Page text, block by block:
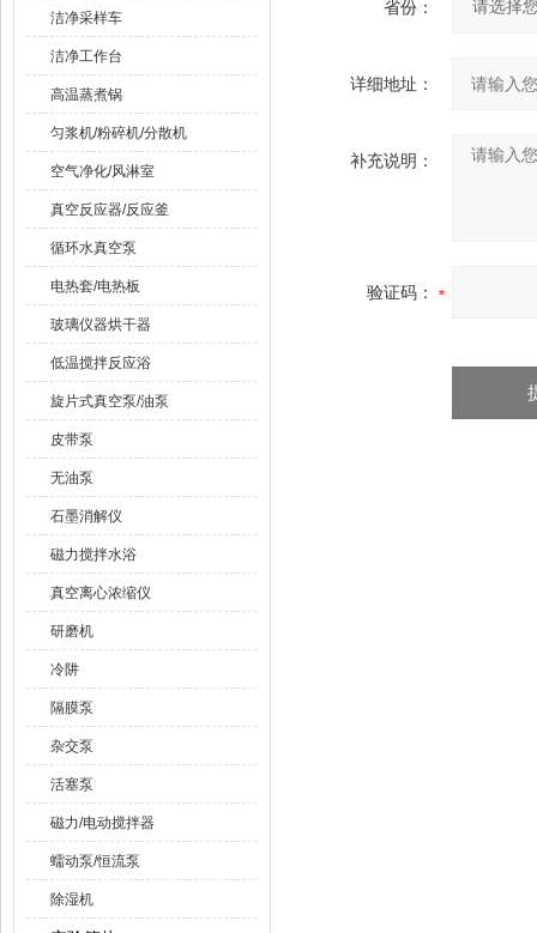
洁净采样车
洁净工作台
高温蒸煮锅
匀浆机/粉碎机/分散机
空气净化/风淋室
真空反应器/反应釜
循环水真空泵
电热套/电热板
玻璃仪器烘干器
低温搅拌反应浴
旋片式真空泵/油泵
皮带泵
无油泵
石墨消解仪
磁力搅拌水浴
真空离心浓缩仪
研磨机
冷阱
隔膜泵
杂交泵
活塞泵
磁力/电动搅拌器
蠕动泵/恒流泵
除湿机
省份：
详细地址：
补充说明：
验证码：